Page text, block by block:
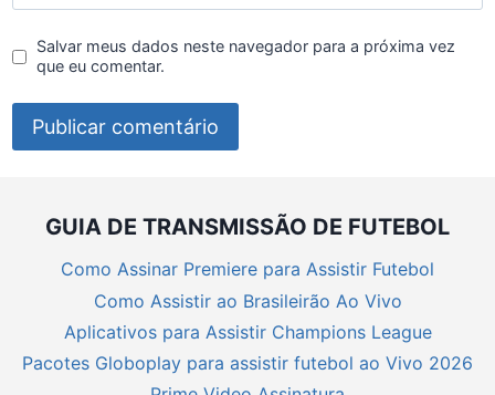
Salvar meus dados neste navegador para a próxima vez
que eu comentar.
GUIA DE TRANSMISSÃO DE FUTEBOL
Como Assinar Premiere para Assistir Futebol
Como Assistir ao Brasileirão Ao Vivo
Aplicativos para Assistir Champions League
Pacotes Globoplay para assistir futebol ao Vivo 2026